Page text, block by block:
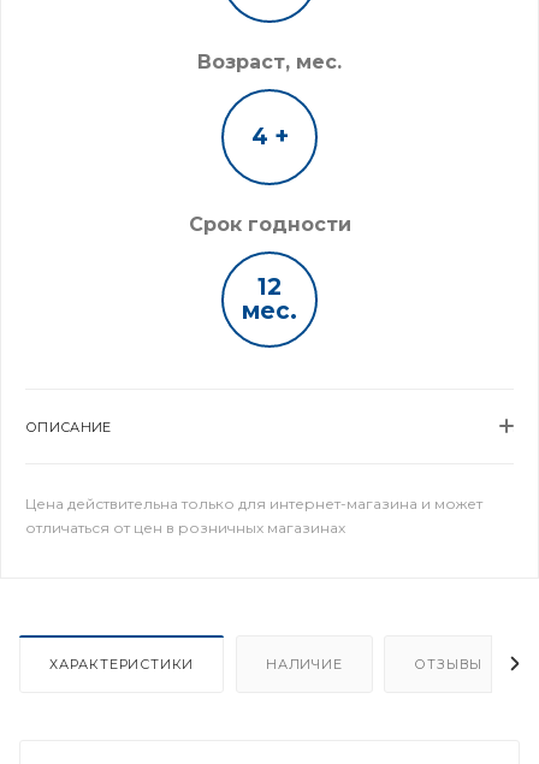
Возраст, мес.
4 +
Срок годности
12
мес.
ОПИСАНИЕ
Цена действительна только для интернет-магазина и может
отличаться от цен в розничных магазинах
ХАРАКТЕРИСТИКИ НАЛИЧИЕ ОТЗЫВЫ